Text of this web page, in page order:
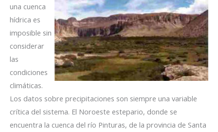
una cuenca
hídrica es
imposible sin
considerar
las
condiciones
climáticas.
Los datos sobre precipitaciones son siempre una variable
crítica del sistema. El Noroeste estepario, donde se
encuentra la cuenca del río Pinturas, de la provincia de Santa